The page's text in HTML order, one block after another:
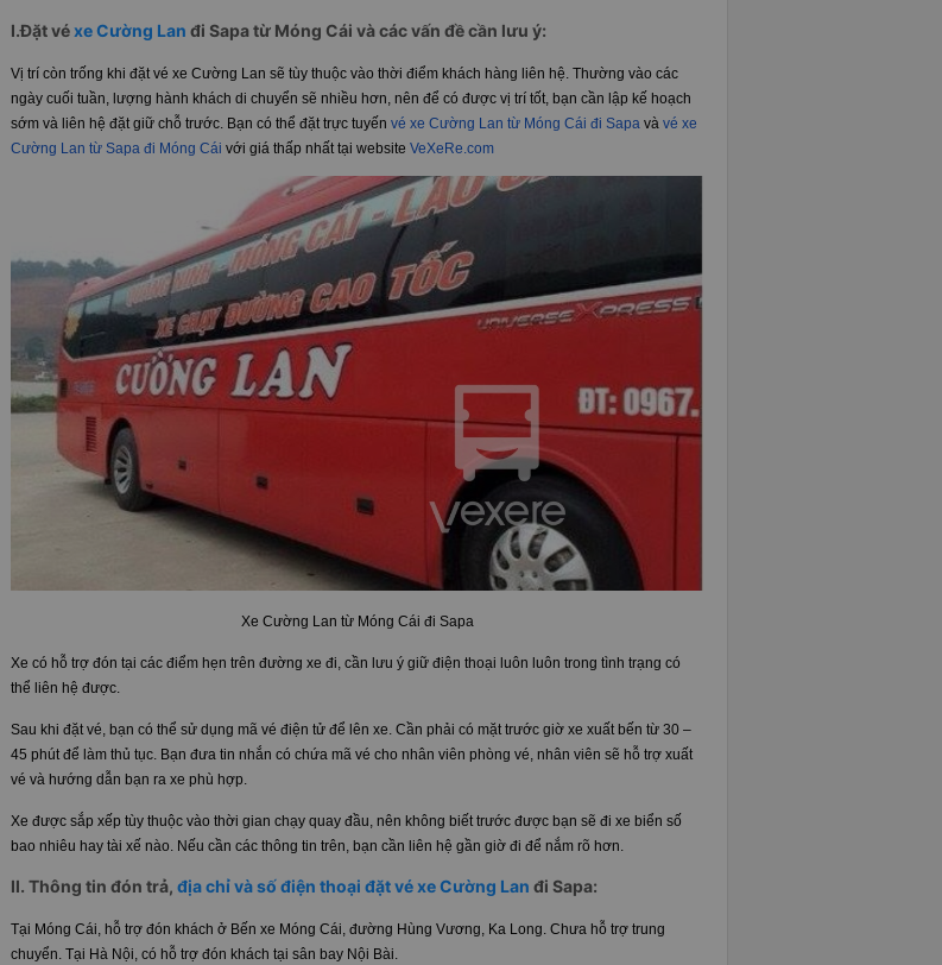
I.Đặt véxe Cường Lan đi Sapa từ Móng Cái và các vấn đề cần lưu ý:
Vị trí còn trống khi đặt vé xe Cường Lan sẽ tùy thuộc vào thời điểm khách hàng liên hệ. Thường vào các
ngày cuối tuần, lượng hành khách di chuyển sẽ nhiều hơn, nên để có được vị trí tốt, bạn cần lập kế hoạch
sớm và liên hệ đặt giữ chỗ trước. Bạn có thể đặt trực tuyến vé xe Cường Lan từ Móng Cái đi Sapa và vé xe
Cường Lan từ Sapa đi Móng Cái với giá thấp nhất tại website VeXeRe.com
Xe Cường Lan từ Móng Cái đi Sapa
Xe có hỗ trợ đón tại các điểm hẹn trên đường xe đi, cần lưu ý giữ điện thoại luôn luôn trong tình trạng có
thể liên hệ được.
Sau khi đặt vé, bạn có thể sử dụng mã vé điện tử để lên xe. Cần phải có mặt trước giờ xe xuất bến từ 30 –
45 phút để làm thủ tục. Bạn đưa tin nhắn có chứa mã vé cho nhân viên phòng vé, nhân viên sẽ hỗ trợ xuất
vé và hướng dẫn bạn ra xe phù hợp.
Xe được sắp xếp tùy thuộc vào thời gian chạy quay đầu, nên không biết trước được bạn sẽ đi xe biển số
bao nhiêu hay tài xế nào. Nếu cần các thông tin trên, bạn cần liên hệ gần giờ đi để nắm rõ hơn.
II. Thông tin đón trả, địa chỉ và số điện thoại đặt vé xe Cường Lan đi Sapa:
Tại Móng Cái, hỗ trợ đón khách ở Bến xe Móng Cái, đường Hùng Vương, Ka Long. Chưa hỗ trợ trung
chuyển. Tại Hà Nội, có hỗ trợ đón khách tại sân bay Nội Bài.